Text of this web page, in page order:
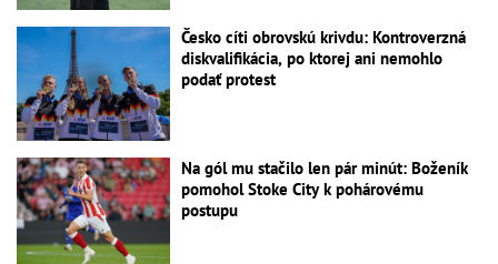
Česko cíti obrovskú krivdu: Kontroverzná
diskvalifikácia, po ktorej ani nemohlo
podať protest
Na gól mu stačilo len pár minút: Boženík
pomohol Stoke City k pohárovému
postupu